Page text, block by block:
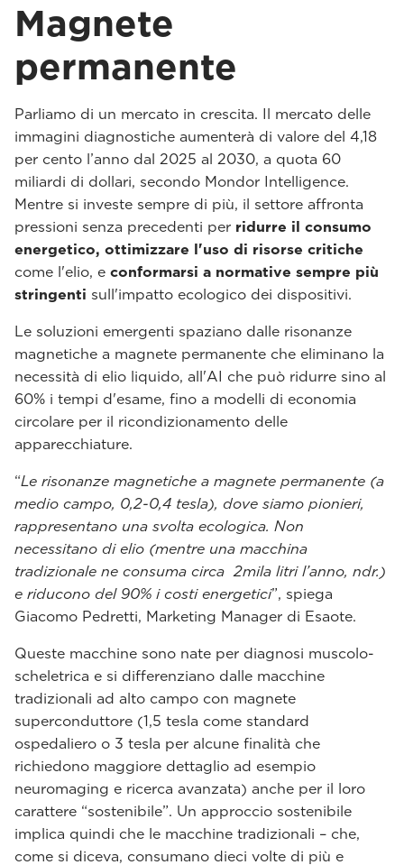
Magnete
permanente
Parliamo di un mercato in crescita. Il mercato delle
immagini diagnostiche aumenterà di valore del 4,18
per cento l’anno dal 2025 al 2030, a quota 60
miliardi di dollari, secondo Mondor Intelligence.
Mentre si investe sempre di più, il settore affronta
pressioni senza precedenti per ridurre il consumo
energetico, ottimizzare l'uso di risorse critiche
come l'elio, e conformarsi a normative sempre più
stringenti sull'impatto ecologico dei dispositivi.
Le soluzioni emergenti spaziano dalle risonanze
magnetiche a magnete permanente che eliminano la
necessità di elio liquido, all'AI che può ridurre sino al
60% i tempi d'esame, fino a modelli di economia
circolare per il ricondizionamento delle
apparecchiature.
“Le risonanze magnetiche a magnete permanente (a
medio campo, 0,2-0,4 tesla), dove siamo pionieri,
rappresentano una svolta ecologica. Non
necessitano di elio (mentre una macchina
tradizionale ne consuma circa 2mila litri l’anno, ndr.)
e riducono del 90% i costi energetici”, spiega
Giacomo Pedretti, Marketing Manager di Esaote.
Queste macchine sono nate per diagnosi muscolo-
scheletrica e si differenziano dalle macchine
tradizionali ad alto campo con magnete
superconduttore (1,5 tesla come standard
ospedaliero o 3 tesla per alcune finalità che
richiedono maggiore dettaglio ad esempio
neuromaging e ricerca avanzata) anche per il loro
carattere “sostenibile”. Un approccio sostenibile
implica quindi che le macchine tradizionali – che,
come si diceva, consumano dieci volte di più e